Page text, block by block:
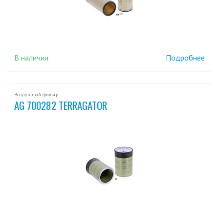
В наличии Подробнее
Воздушный фильтр
AG 700282 TERRAGATOR